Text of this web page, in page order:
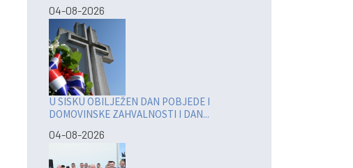
04-08-2026
U SISKU OBILJEŽEN DAN POBJEDE I
DOMOVINSKE ZAHVALNOSTI I DAN...
04-08-2026